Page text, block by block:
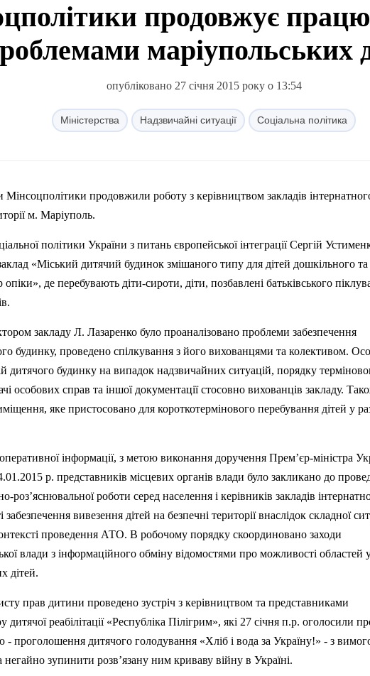
продовжує
маріупольських
опубліковано 27 січня 2015 року о 13:54
Міністерства Надзвичайні ситуації Соціальна політика
Мінсоцполітики продовжили роботу з керівництвом закладів
м. Маріуполь.
політики України з питань європейської інтеграції Сергій
«Міський дитячий будинок змішаного типу для дітей дошкільного та
де перебувають діти-сироти, діти, позбавлені батьківського
закладу Л. Лазаренко було проаналізовано проблеми забезпечення
будинку, проведено спілкування з його вихованцями та колективом.
дитячого будинку на випадок надзвичайних ситуацій, порядку
особових справ та іншої документації стосовно вихованців закладу.
яке пристосовано для короткотермінового перебування дітей у
інформації, з метою виконання доручення Прем’єр-міністра
р. представників місцевих органів влади було закликано до
роз’яснювальної роботи серед населення і керівників закладів
вивезення дітей на безпечні території внаслідок складної
проведення АТО. В робочому порядку скоординовано заходи
влади з інформаційного обміну відомостями про можливості областей
дітей.
прав дитини проведено зустріч з керівництвом та представниками
реабілітації «Республіка Пілігрим», які 27 січня п.р. оголосили
- проголошення дитячого голодування «Хліб і вода за Україну!» - з
негайно зупинити розв’язану ним криваву війну в Україні.